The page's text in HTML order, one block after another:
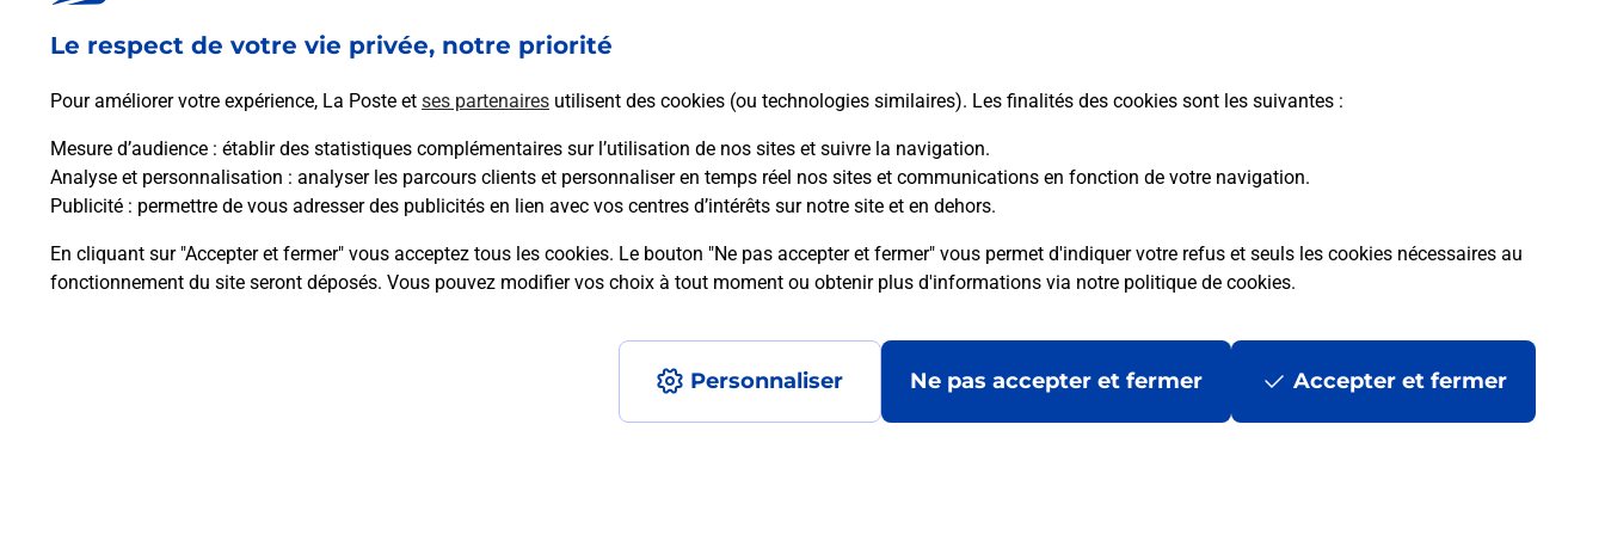
Le respect de votre vie privée, notre priorité
Pour améliorer votre expérience, La Poste et ses partenaires utilisent des cookies (ou technologies similaires). Les finalités des cookies sont les suivantes :
Mesure d’audience : établir des statistiques complémentaires sur l’utilisation de nos sites et suivre la navigation.
Analyse et personnalisation : analyser les parcours clients et personnaliser en temps réel nos sites et communications en fonction de votre navigation.
Publicité : permettre de vous adresser des publicités en lien avec vos centres d’intérêts sur notre site et en dehors.
En cliquant sur "Accepter et fermer" vous acceptez tous les cookies. Le bouton "Ne pas accepter et fermer" vous permet d'indiquer votre refus et seuls les cookies nécessaires au
fonctionnement du site seront déposés. Vous pouvez modifier vos choix à tout moment ou obtenir plus d'informations via notre politique de cookies.
Personnaliser Ne pas accepter et fermer Accepter et fermer
En savoir plus
Questions fréquemment posées
Comment envoyer un colis ou faire un retour chez un e-commerçant sans se déplacer ?